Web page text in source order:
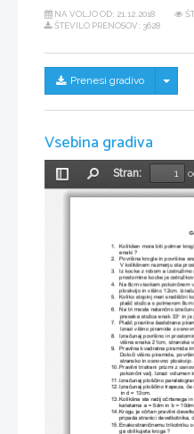
NA VOLJO OD: 21.12.2018
ŠTEVILO PRENOSOV: 3628
Prenesi gradivo
Vsebina gradiva
Preklopi
stransko
Stran:
1. Kolikšen mora biti polmer
enaki ?
2.
Površina krogle in površina
V kolikšnem razmerju sta
3.
Iz kocke z robom a izstružimo
prostornine kocke je o
4.
Na 8cm visokem pokončnem
ploskvijo in višino 12cm. Izrač
5.
Koliko stopinj meri središčni
   plaš
č stožca s polmerom 8cm
6.
Na tri mesta natančno izrač
   preseka stožca enak 33
° in je
7.  Plašč pravilne šeststrane pi
   Izrazi višino pirami
de z
8.  Izračunaj površino in
višina enaka 21cm, stranska
9.
Pravilna kvadratna piramida
   Dolo
či višino piramide,
           stran
sko in osnovno ploskvijo.
10. Pravilni tristrani prizmi z
           pokon
čni valj. Izrazi volumen
11. Izračunaj ploščino par
12. Izračunaj ploščino trapeza, če
      in d =
13cm.
13. Kolikšna sta radij očrtanega
katetama a = 5dm in b =
14. Krogu je včrtan pravilni
  pripada stranici dev
etkotnika,
15. Enakostraničnemu trikotniku o
ga oblikujeta kroga ?